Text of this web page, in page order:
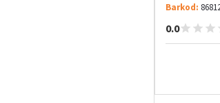
Barkod:
0.0